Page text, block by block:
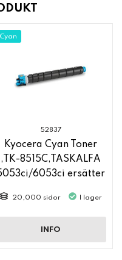
Cyan
52837
Kyocera Cyan Toner
,TK-8515C,TASKALFA
6053ci ersätter
20,000 sidor I lager
INFO